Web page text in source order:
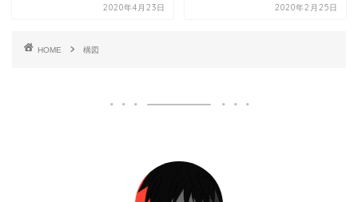
2020年4月23日 2020年2月25日
HOME 構図